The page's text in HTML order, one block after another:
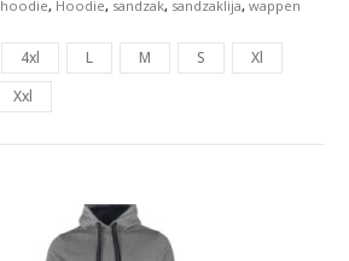
hoodie, Hoodie, sandzak, sandzaklija, wappen
4xl L M S
Xl
Xxl